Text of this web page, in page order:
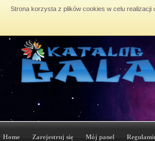
Strona korzysta z plików cookies w celu realizacji
Home Zarejestruj się Mój panel